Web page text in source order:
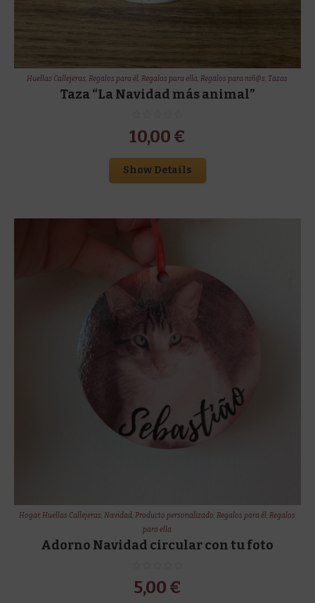
Huellas Callejeras,Regalos para él,Regalos para ella,Regalos para niñ@s, Tazas
Taza “La Navidad más animal”
10,00 €
Show Details
Hogar,Huellas Callejeras,Navidad,Producto personalizado,Regalos para él,Regalos
para ella
Adorno Navidad circular con tu foto
5,00 €